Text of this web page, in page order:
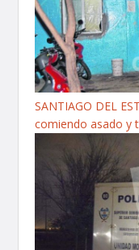
SANTIAGO DEL
comiendo asado y